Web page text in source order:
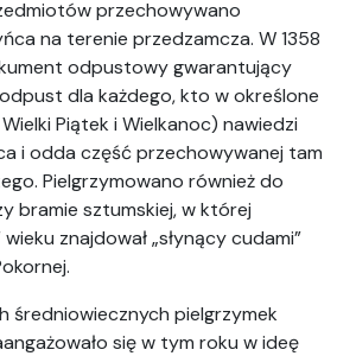
przechowywano
na terenie przedzamcza. W 1358
odpustowy gwarantujący
dla każdego, kto w określone
Piątek i Wielkanoc) nawiedzi
i odda część przechowywanej tam
Pielgrzymowano również do
bramie sztumskiej, w której
znajdował „słynący cudami”
średniowiecznych pielgrzymek
się w tym roku w ideę